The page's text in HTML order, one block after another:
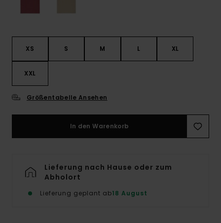
XS S M L XL
XXL
Größentabelle Ansehen
In den Warenkorb
Lieferung nach Hause oder zum
Abholort
Lieferung geplant ab18 August